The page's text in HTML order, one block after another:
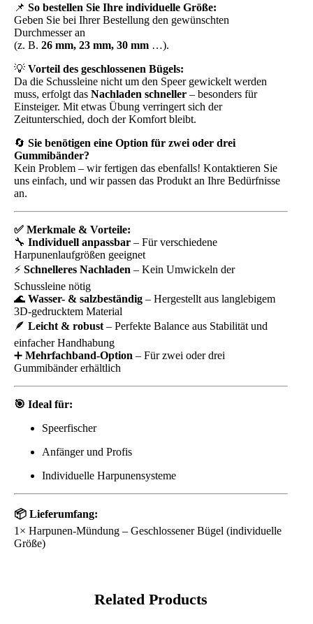
📌 So bestellen Sie Ihre individuelle Größe:
Geben Sie bei Ihrer Bestellung den gewünschten
Durchmesser an
(z. B. 26 mm, 23 mm, 30 mm …).
💡 Vorteil des geschlossenen Bügels:
Da die Schussleine nicht um den Speer gewickelt werden
muss, erfolgt das Nachladen schneller – besonders für
Einsteiger. Mit etwas Übung verringert sich der
Zeitunterschied, doch der Komfort bleibt.
🔄 Sie benötigen eine Option für zwei oder drei
Gummibänder?
Kein Problem – wir fertigen das ebenfalls! Kontaktieren Sie
uns einfach, und wir passen das Produkt an Ihre Bedürfnisse
an.
✅ Merkmale & Vorteile:
🔧 Individuell anpassbar – Für verschiedene
Harpunenlaufgrößen geeignet
⚡ Schnelleres Nachladen – Kein Umwickeln der
Schussleine nötig
🌊 Wasser- & salzbeständig – Hergestellt aus langlebigem
3D-gedrucktem Material
🪶 Leicht & robust – Perfekte Balance aus Stabilität und
einfacher Handhabung
➕ Mehrfachband-Option – Für zwei oder drei
Gummibänder erhältlich
🎯 Ideal für:
Speerfischer
Anfänger und Profis
Individuelle Harpunensysteme
📦 Lieferumfang:
1× Harpunen-Mündung – Geschlossener Bügel (individuelle
Größe)
Related Products